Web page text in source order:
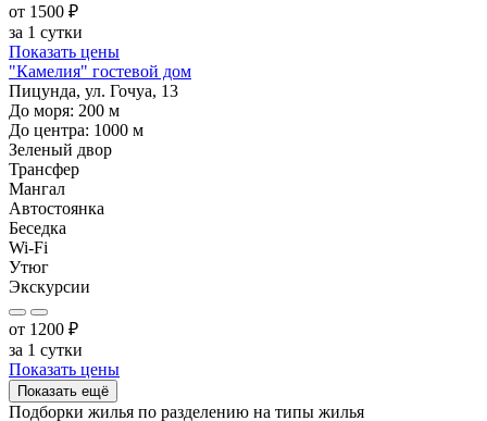
от 1500 ₽
за 1 сутки
Показать цены
"Камелия" гостевой дом
Пицунда, ул. Гочуа, 13
До моря: 200 м
До центра: 1000 м
Зеленый двор
Трансфер
Мангал
Автостоянка
Беседка
Wi-Fi
Утюг
Экскурсии
от 1200 ₽
за 1 сутки
Показать цены
Показать ещё
Подборки жилья по разделению на типы жилья